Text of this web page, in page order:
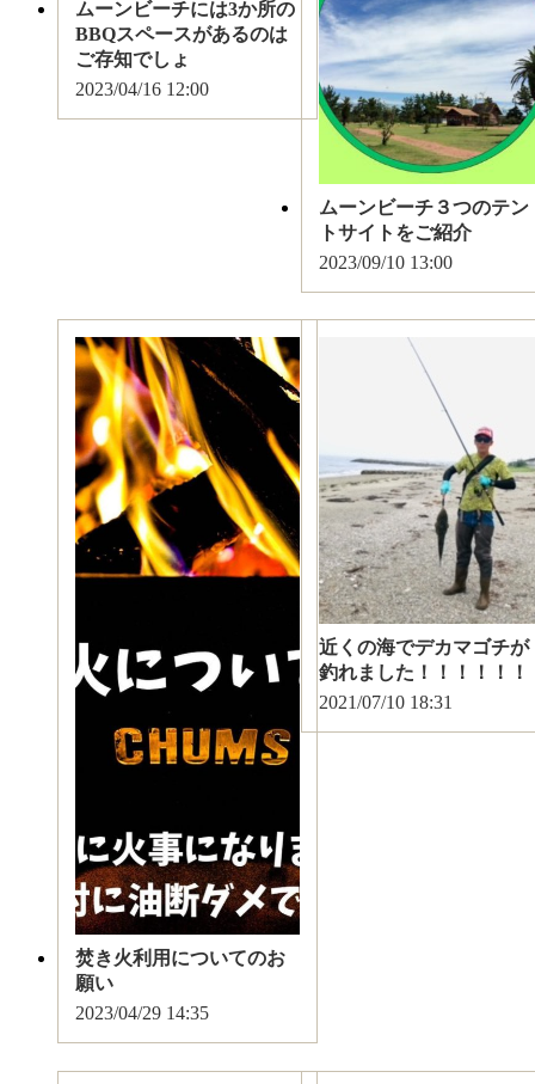
ムーンビーチには3か所の
BBQスペースがあるのは
ご存知でしょ
2023/04/16 12:00
ムーンビーチ３つのテン
トサイトをご紹介
2023/09/10 13:00
焚き火利用についてのお
願い
2023/04/29 14:35
近くの海でデカマゴチが
釣れました！！！！！！
2021/07/10 18:31